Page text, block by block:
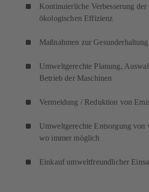
Kontinuierliche Verbesserung
ökologischen Effizienz
Maßnahmen zur
Umweltgerechte Planung,
Betrieb der Maschinen
Vermeidung / Reduktion von
Umweltgerechte Entsorgung von
wo immer möglich
Einkauf umweltfreundlicher